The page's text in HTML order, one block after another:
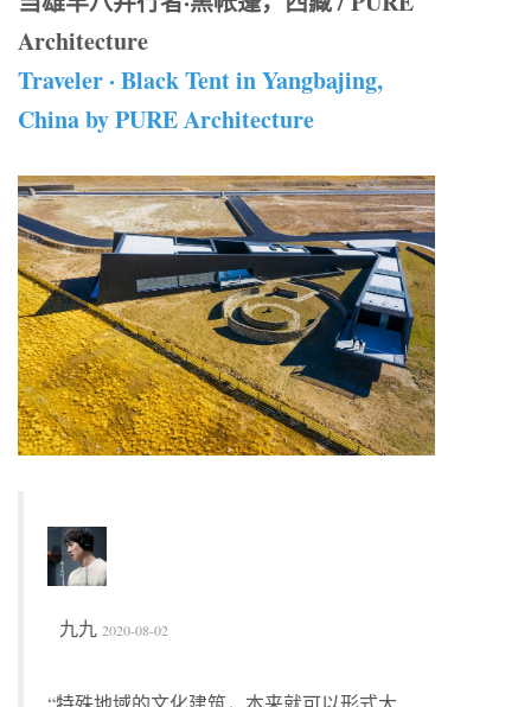
Architecture
Traveler · Black Tent in Yangbajing,
China by PURE Architecture
九九 2020-08-02